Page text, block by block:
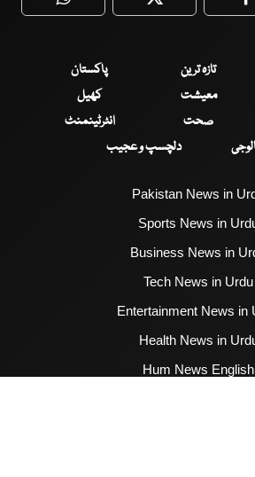
WhatsApp Twitter
تازہ ترین
پاکستان
معیشت
کھیل
صحت
انٹرٹینمنٹ
دلچسپ و عجیب
Pakistan News in
Sports News in
Business News in
Tech News in Urdu
Entertainment News in
Health News in
Hum News English